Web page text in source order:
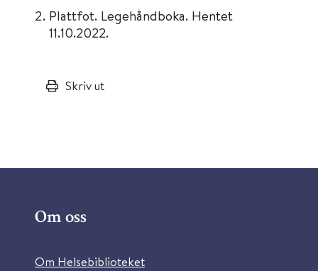
Plattfot. Legehåndboka. Hentet
11.10.2022.
Skriv ut
Om oss
Om Helsebiblioteket